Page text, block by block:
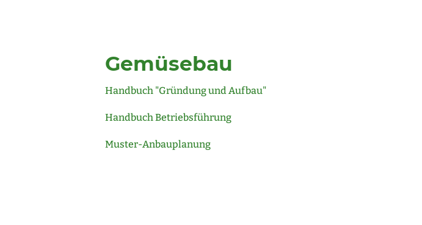
Gemüsebau
Handbuch "Gründung und Aufbau"
Handbuch Betriebsführung
Muster-Anbauplanung